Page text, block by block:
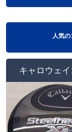
人気の
キャロウェ